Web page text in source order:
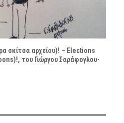
σκίτσα αρχείου)! – Elections
του Γιώργου Σαράφογλου-